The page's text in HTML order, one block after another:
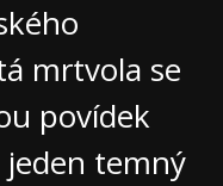
mrtvola se
povídek
temný